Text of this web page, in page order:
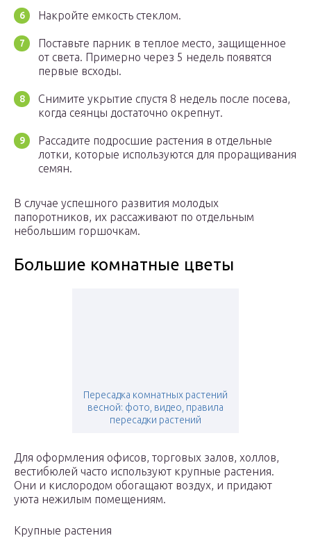
Накройте емкость стеклом.
Поставьте парник в теплое место, защищенное
от света. Примерно через 5 недель появятся
первые всходы.
Снимите укрытие спустя 8 недель после посева,
когда сеянцы достаточно окрепнут.
Рассадите подросшие растения в отдельные
лотки, которые используются для проращивания
семян.
В случае успешного развития молодых
папоротников, их рассаживают по отдельным
небольшим горшочкам.
Большие комнатные цветы
Пересадка комнатных растений
весной: фото, видео, правила
пересадки растений
Для оформления офисов, торговых залов, холлов,
вестибюлей часто используют крупные растения.
Они и кислородом обогащают воздух, и придают
уюта нежилым помещениям.
Крупные растения